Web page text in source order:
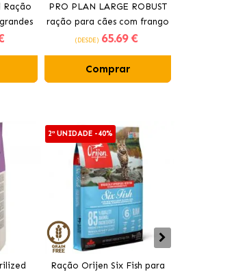
Ração
PRO PLAN LARGE ROBUST
ração para cães com frango
(DESDE) 65.69 €
Comprar
2ª UNIDADE -40%
Ração Orijen Six Fish para